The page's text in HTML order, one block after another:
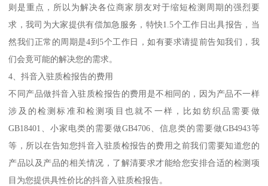
则是重点，所以为解决各位商家朋友对于缩短检测周期的强烈要
求，我司为大家提供有偿加急服务，特快1.5个工作日出具报告，当
然我们正常的周期是4到5个工作日，如有要求请提前告知我们，我
们会竟可能的解决您的需求。
4、抖音入驻质检报告的费用
不同产品做抖音入驻质检报告的费用是不相同的，因为产品不一样
涉及的检测标准和检测项目也就不一样，比如纺织品需要做
GB18401、小家电类的需要做GB4706、信息类的需要做GB4943等
等，所以在告知您抖音入驻质检报告的费用之前我们需要知道您的
产品以及产品的相关情况，了解清要求才能给您安排合适的检测项
目为您提供具性价比的抖音入驻质检报告。